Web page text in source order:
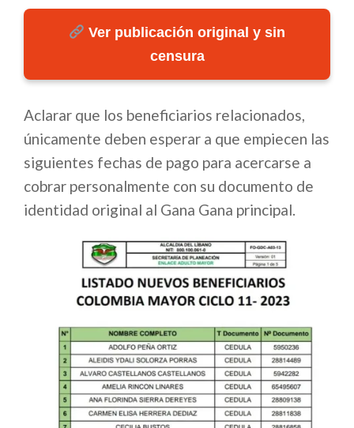
Ver publicación original y sin
censura
Aclarar que los beneficiarios relacionados,
únicamente deben esperar a que empiecen las
siguientes fechas de pago para acercarse a
cobrar personalmente con su documento de
identidad original al Gana Gana principal.